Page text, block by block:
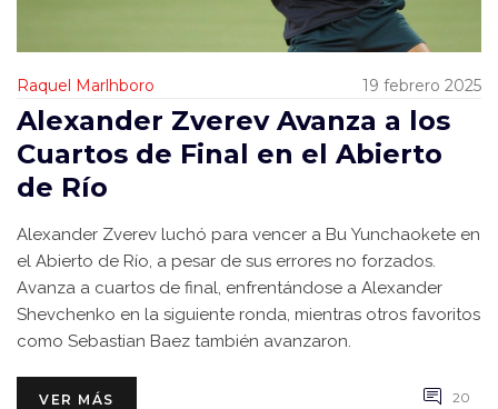
Raquel Marlhboro 19 febrero 2025
Alexander Zverev Avanza a los
Cuartos de Final en el Abierto
de Río
Alexander Zverev luchó para vencer a Bu Yunchaokete en
el Abierto de Río, a pesar de sus errores no forzados.
Avanza a cuartos de final, enfrentándose a Alexander
Shevchenko en la siguiente ronda, mientras otros favoritos
como Sebastian Baez también avanzaron.
VER MÁS 20